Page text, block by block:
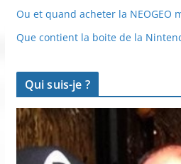
Ou et quand acheter la NEOGEO
Que contient la boite de la
Qui suis-je ?